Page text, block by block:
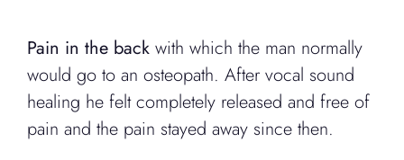
Pain in the back with which the man normally
would go to an osteopath. After vocal sound
healing he felt completely released and free of
pain and the pain stayed away since then.